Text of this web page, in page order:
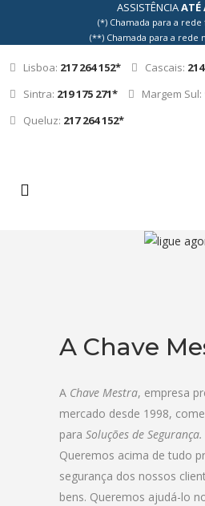
ASSISTÊNCIAATÉ
(*) Chamada para a rede
(**) Chamada para a rede
Lisboa: 217 264 152* Cascais:
Sintra: 219 175 271* Margem Sul:
Queluz: 217 264 152*
A Chave
A Chave Mestra, empresa
mercado desde 1998,
para Soluções de Segurança.
Queremos acima de tudo
segurança dos nossos
bens. Queremos ajudá-lo